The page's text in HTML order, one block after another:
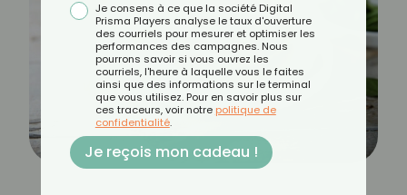
Je consens à ce que la société Digital
Prisma Players analyse le taux d'ouverture
des courriels pour mesurer et optimiser les
performances des campagnes. Nous
pourrons savoir si vous ouvrez les
courriels, l'heure à laquelle vous le faites
ainsi que des informations sur le terminal
que vous utilisez. Pour en savoir plus sur
ces traceurs, voir notre politique de
confidentialité.
Je reçois mon cadeau !